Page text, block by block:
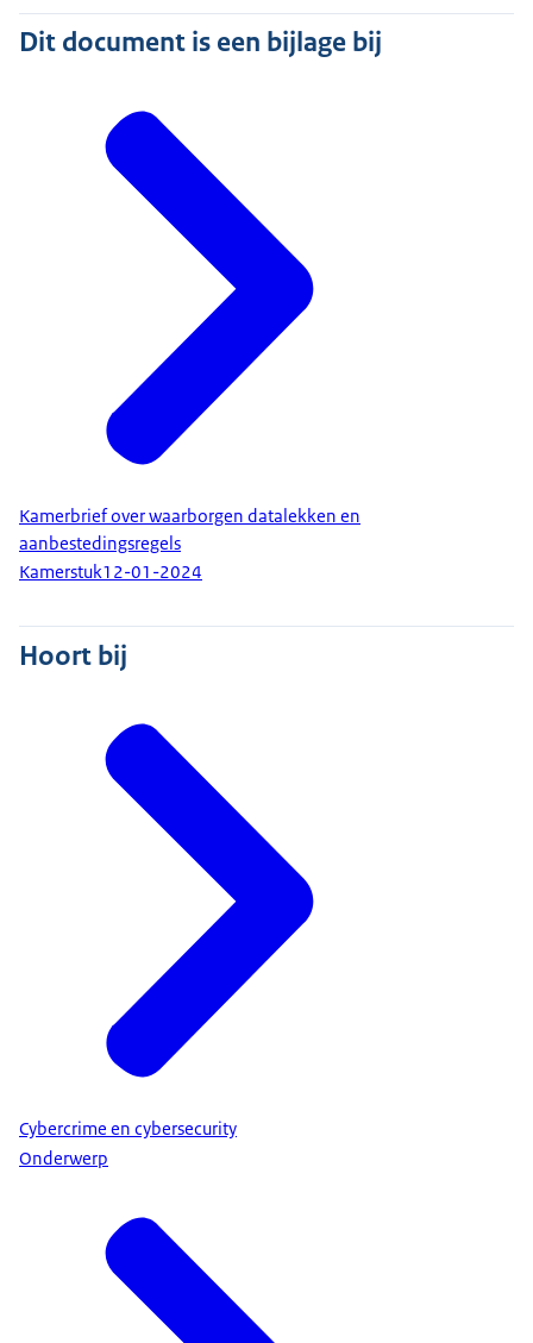
Dit document is een bijlage bij
Kamerbrief over waarborgen datalekken en
aanbestedingsregels
Kamerstuk12-01-2024
Hoort bij
Cybercrime en cybersecurity
Onderwerp